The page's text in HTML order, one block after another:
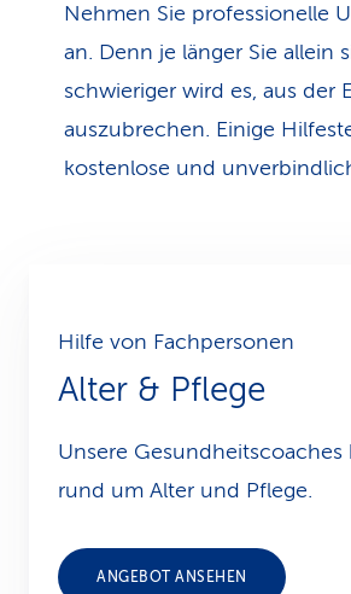
Nehmen Sie professionelle
an. Denn je länger Sie allein
schwieriger wird es, aus der
auszubrechen. Einige
kostenlose und
Hilfe von Fachpersonen
Alter & Pflege
Unsere Gesundheitscoaches
rund um Alter und Pflege.
ANGEBOT ANSEHEN